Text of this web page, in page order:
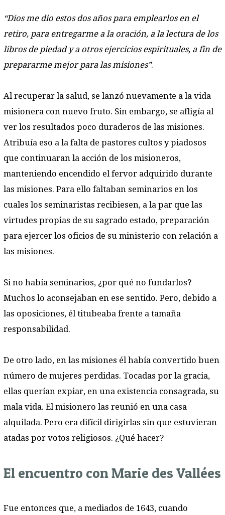
“Dios me dio estos dosaños para emplearlos en el
retiro, para entregarme ala oración, a la lectura de los
libros de piedad y a otrosejercicios espirituales, a fin de
prepararme mejor paralas misiones”.
Al recuperar la salud, se lanzó nuevamente a la vida
misionera con nuevo fruto. Sin embargo, se afligía al
ver los resultados poco duraderos de las misiones.
Atribuía eso a la falta de pastores cultos y piadosos
que continuaran la acción de los misioneros,
manteniendo encendido el fervor adquirido durante
las misiones. Para ello faltaban seminarios en los
cuales los seminaristas recibiesen, a la par que las
virtudes propias de su sagrado estado, preparación
para ejercer los oficios de su ministerio con relación a
las misiones.
Si no había seminarios, ¿por qué no fundarlos?
Muchos lo aconsejaban en ese sentido. Pero, debido a
las oposiciones, él titubeaba frente a tamaña
responsabilidad.
De otro lado, en las misiones él había convertido buen
número de mujeres perdidas. Tocadas por la gracia,
ellas querían expiar, en una existencia consagrada, su
mala vida. El misionero las reunió en una casa
alquilada. Pero era difícil dirigirlas sin que estuvieran
atadas por votos religiosos. ¿Qué hacer?
El encuentro con Marie des Vallées
Fue entonces que, a mediados de 1643, cuando